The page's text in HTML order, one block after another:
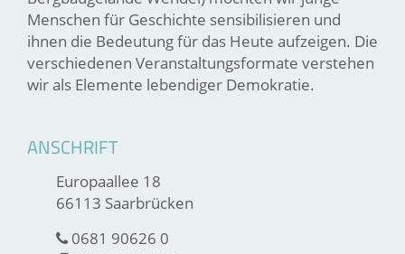
Menschen für Geschichte sensibilisieren und
ihnen die Bedeutung für das Heute aufzeigen. Die
verschiedenen Veranstaltungsformate verstehen
wir als Elemente lebendiger Demokratie.
ANSCHRIFT
Europaallee 18
66113 Saarbrücken
0681 90626 0